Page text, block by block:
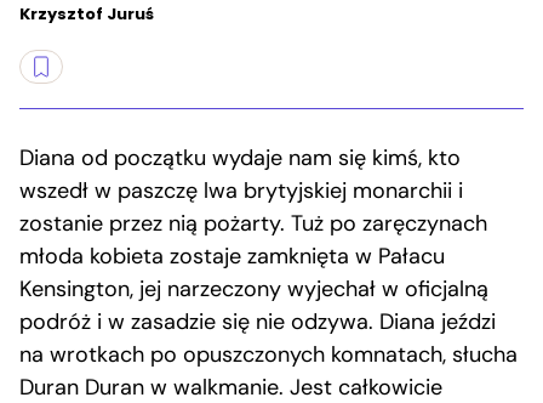
Krzysztof Juruś
Diana od początku wydaje nam się kimś, kto
wszedł w paszczę lwa brytyjskiej monarchii i
zostanie przez nią pożarty. Tuż po zaręczynach
młoda kobieta zostaje zamknięta w Pałacu
Kensington, jej narzeczony wyjechał w oficjalną
podróż i w zasadzie się nie odzywa. Diana jeździ
na wrotkach po opuszczonych komnatach, słucha
Duran Duran w walkmanie. Jest całkowicie